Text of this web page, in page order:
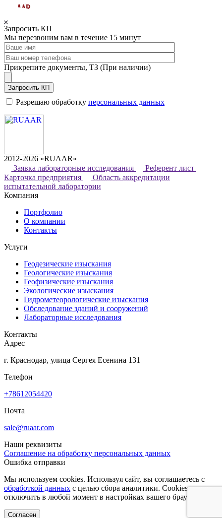
Запросить КП
Мы перезвоним вам в течение 15 минут
Прикрепите документы, ТЗ (При наличии)
Запросить КП
Разрешаю обработку персональных данных
2012-2026 «RUAAR»
Заявка лабораторные исследования
Референт лист
Карточка предприятия
Область аккредитации
испытательной лаборатории
Компания
Портфолио
О компании
Контакты
Услуги
Геодезические изыскания
Геологические изыскания
Геофизические изыскания
Экологические изыскания
Гидрометеорологические изыскания
Обследование зданий и сооружений
Лабораторные исследования
Контакты
Адрес
г. Краснодар, улица Сергея Есенина 131
Телефон
+78612054420
Почта
sale@ruaar.com
Наши реквизиты
Соглашение на обработку персональных данных
Ошибка отправки
Мы используем cookies. Используя сайт, вы соглашаетесь с
обработкой данных с целью сбора аналитики. Cookies можно
отключить в любой момент в настройках вашего браузера.
Согласен